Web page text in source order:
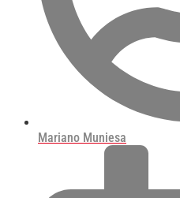
Mariano Muniesa